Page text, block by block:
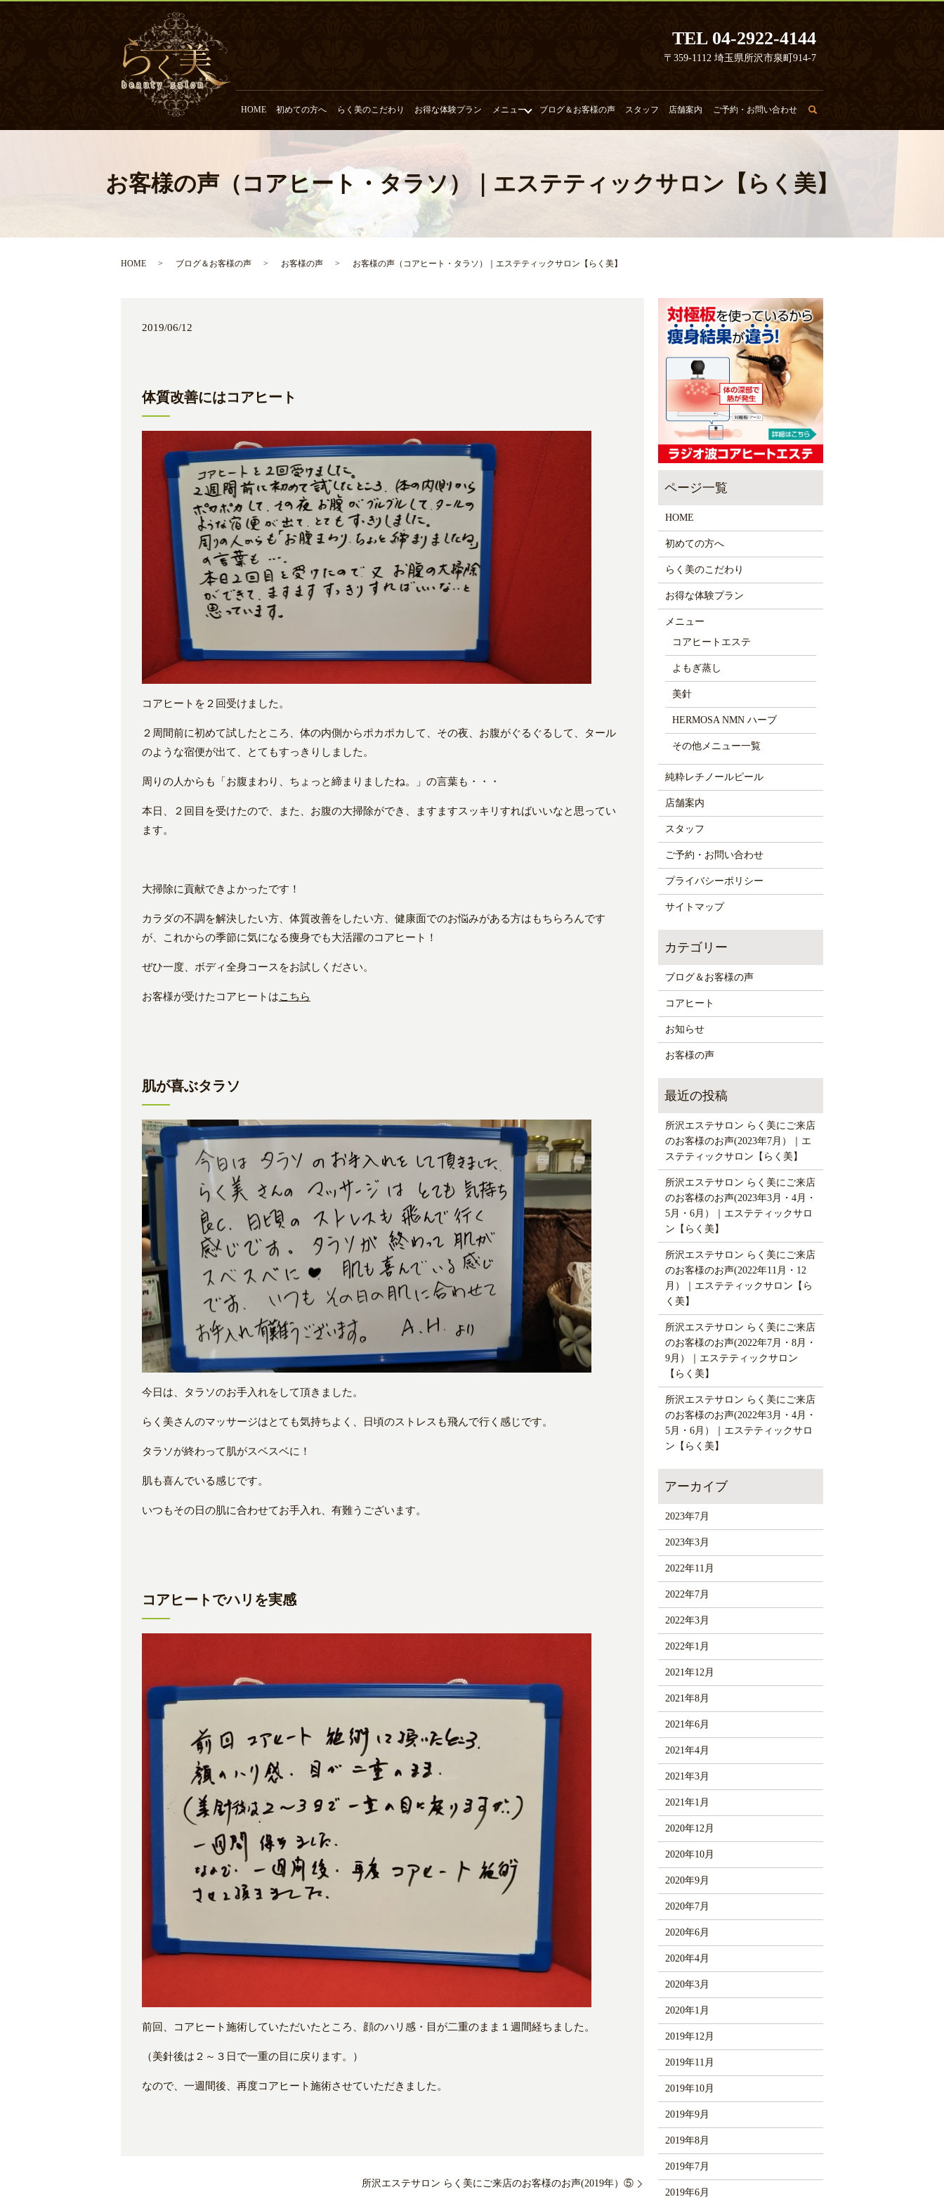
HOME 初めての方へ らく美のこだわり お得な体験プラン メニュー ブログ＆お客様の声 スタッフ 店舗案内 ご予約・お問い合わせ
TEL 04-2922-4144
〒359-1112 埼玉県所沢市泉町914-7
お客様の声（コアヒート・タラソ）｜エステティックサロン【らく美】
HOME ブログ＆お客様の声 お客様の声 お客様の声（コアヒート・タラソ）｜エステティックサロン【らく美】
2019/06/12
体質改善にはコアヒート
コアヒートを２回受けました。
２周間前に初めて試したところ、体の内側からポカポカして、その夜、お腹がぐるぐるして、タール
のような宿便が出て、とてもすっきりしました。
周りの人からも「お腹まわり、ちょっと締まりましたね。」の言葉も・・・
本日、２回目を受けたので、また、お腹の大掃除ができ、ますますスッキリすればいいなと思ってい
ます。
大掃除に貢献できよかったです！
カラダの不調を解決したい方、体質改善をしたい方、 健康面でのお悩みがある方はもちらろんです
が、これからの季節に気になる痩身でも大活躍のコアヒート！
ぜひ一度、ボディ全身コースをお試しください。
お客様が受けたコアヒートはこちら
肌が喜ぶタラソ
今日は、タラソのお手入れをして頂きました。
らく美さんのマッサージはとても気持ちよく、日頃のストレスも飛んで行く感じです。
タラソが終わって肌がスベスベに！
肌も喜んでいる感じです。
いつもその日の肌に合わせてお手入れ、有難うございます。
コアヒートでハリを実感
前回、コアヒート施術していただいたところ、顔のハリ感・目が二重のまま１週間経ちました。
（美針後は２～３日で一重の目に戻ります。）
なので、一週間後、再度コアヒート施術させていただきました。
所沢エステサロン らく美にご来店のお客様のお声(2019年）⑤
HOME
初めての方へ
らく美のこだわり
お得な体験プラン
メニュー
コアヒートエステ
よもぎ蒸し
美針
HERMOSA NMN ハーブ
その他メニュー一覧
純粋レチノールピール
店舗案内
スタッフ
ご予約・お問い合わせ
プライバシーポリシー
サイトマップ
ブログ＆お客様の声
コアヒート
お知らせ
お客様の声
所沢エステサロン らく美にご来店
のお客様のお声(2023年7月）｜エ
ステティックサロン【らく美】
所沢エステサロン らく美にご来店
のお客様のお声(2023年3月・4月・
5月・6月）｜エステティックサロ
ン【らく美】
所沢エステサロン らく美にご来店
のお客様のお声(2022年11月・12
月）｜エステティックサロン【ら
く美】
所沢エステサロン らく美にご来店
のお客様のお声(2022年7月・8月・
9月）｜エステティックサロン
【らく美】
所沢エステサロン らく美にご来店
のお客様のお声(2022年3月・4月・
5月・6月）｜エステティックサロ
ン【らく美】
2023年7月
2023年3月
2022年11月
2022年7月
2022年3月
2022年1月
2021年12月
2021年8月
2021年6月
2021年4月
2021年3月
2021年1月
2020年12月
2020年10月
2020年9月
2020年7月
2020年6月
2020年4月
2020年3月
2020年1月
2019年12月
2019年11月
2019年10月
2019年9月
2019年8月
2019年7月
2019年6月